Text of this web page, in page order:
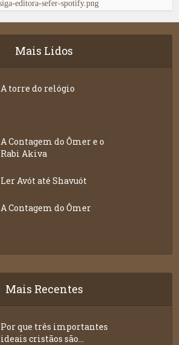
Mais Lidos
A torre do relógio
A Contagem do Ômer e o
Rabi Akiva
Ler Avót até Shavuót
A Contagem do Ômer
Mais Recentes
Por que três importantes
ideais cristãos são...